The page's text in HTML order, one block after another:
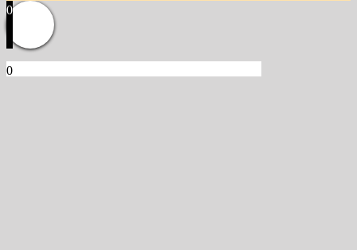
0
0